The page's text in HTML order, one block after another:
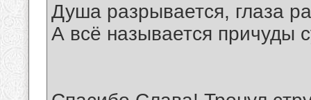
Душа разрывается, глаза
А всё называется причуды